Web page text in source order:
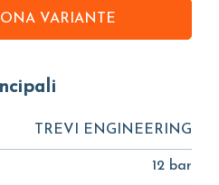
VARIANTE
TREVI ENGINEERING
12 bar